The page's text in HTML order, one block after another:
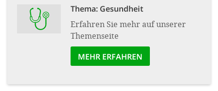
Thema: Gesundheit
Erfahren Sie mehr auf unserer
Themenseite
MEHR ERFAHREN